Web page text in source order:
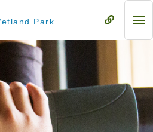
Park
流
流
動